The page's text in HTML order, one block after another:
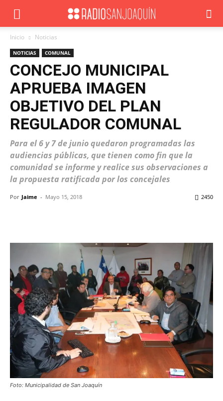
Inicio Noticias
NOTICIAS COMUNAL
CONCEJO MUNICIPAL
APRUEBA IMAGEN
OBJETIVO DEL PLAN
REGULADOR COMUNAL
Para el 6 y 7 de junio quedaron programadas las
audiencias públicas, que tienen como fin que la
comunidad se informe y realice sus observaciones a
la propuesta ratificada por los concejales
Por Jaime - Mayo 15, 2018 2450
Foto: Municipalidad de San Joaquín